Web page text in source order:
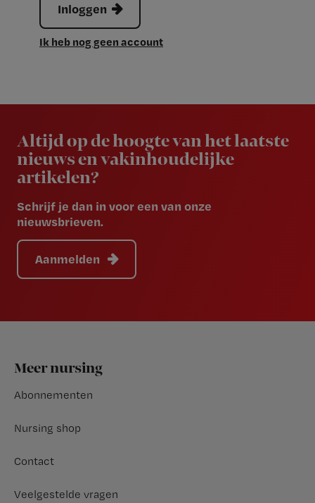
Inloggen
Ik heb nog geen account
Altijd op de hoogte van het laatste
nieuws en vakinhoudelijke
artikelen?
Schrijf je dan in voor een van onze
nieuwsbrieven.
Aanmelden
Footer
Meer nursing
Abonnementen
Nursing shop
Contact
Veelgestelde vragen